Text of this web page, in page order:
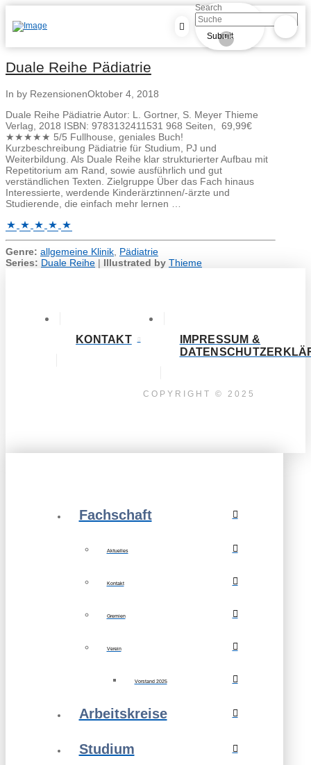
Search
Submit
Clear
Duale Reihe Pädiatrie
In by RezensionenOktober 4, 2018
Duale Reihe Pädiatrie Autor: L. Gortner, S. Meyer Thieme
Verlag, 2018 ISBN: 9783132411531 968 Seiten, 69,99€
★★★★★ 5/5 Fullhouse, geniales Buch!
Kurzbeschreibung Pädiatrie für Studium, PJ und
Weiterbildung. Als Duale Reihe klar strukturierter Aufbau mit
Repetitorium am Rand, sowie ausführlich und gut
verständlichen Texten. Zielgruppe Über das Fach hinaus
Interessierte, werdende Kinderärztinnen/-ärzte und
Studierende, die einfach mehr lernen …
Genre: allgemeine Klinik Pädiatrie
Series: Duale Reihe | Illustrated by Thieme
KONTAKT
IMPRESSUM &
COPYRIGHT © 2025
Fachschaft
Aktuelles
Kontakt
Gremien
Verein
Vorstand 2025
Arbeitskreise
Studium